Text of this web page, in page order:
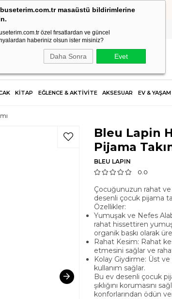
masaüstü bildirimlerine
özel fırsatlardan ve güncel
haberiniz olsun ister misiniz?
Daha Sonra Evet
HIZLI KARGO
KİTAP EĞLENCE & AKTİVİTE AKSESUAR EV & YAŞAM
Bleu Lapin
Pijama
BLEU LAPIN
0.0
Çocuğunuzun rahat
desenli çocuk pijama
Özellikler:
Yumuşak ve Nefes
rahat hissettiren
organik baskı olarak
Rahat Kesim: Rahat
etmesini sağlar ve
Kolay Giydirme: Üst ve
kullanım sağlar.
Bu ev desenli çocuk
şıklığını korumasını
konforlarından ödün